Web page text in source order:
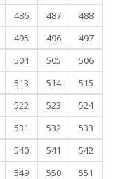
486 487
488
495 496
497
504 505
506
513 514
515
522 523
524
531 532
533
540 541
542
549 550
551